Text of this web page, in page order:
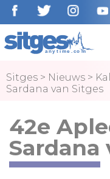
Sitges > Nieuws >
Sardana van Sitges
42e
Sardana